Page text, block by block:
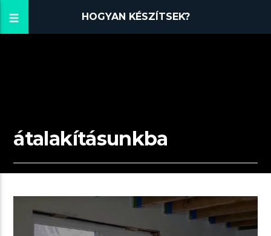
HOGYAN KÉSZÍTSEK?
átalakításunkba
01:51 READ TIME